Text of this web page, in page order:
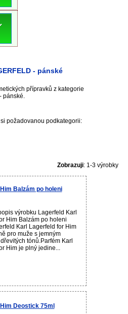
- pánské
přípravků z kategorie
pánské.
požadovanou podkategorii:
Zobrazuji: 1-3 výrobky
Balzám po holeni
výrobku Lagerfeld Karl
Him Balzám po holeni
Karl Lagerfeld for Him
pro muže s jemným
tónů.Parfém Karl
Him je plný jedine...
Deostick 75ml